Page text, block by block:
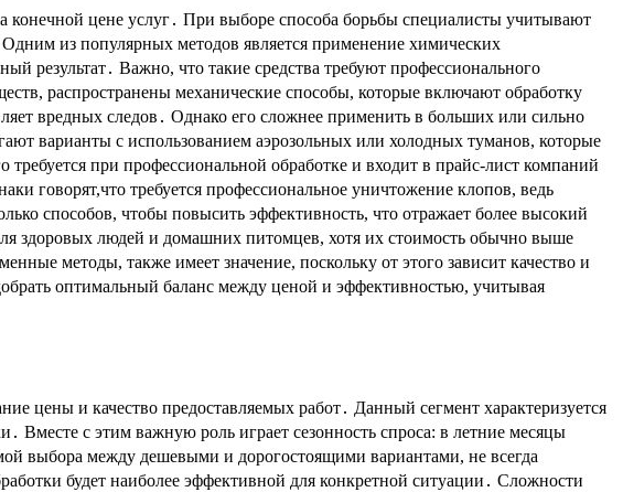
цене услуг․ При выборе способа борьбы специалисты учитывают
из популярных методов является применение химических
результат․ Важно, что такие средства требуют профессионального
распространены механические способы, которые включают обработку
вредных следов․ Однако его сложнее применить в больших или сильно
варианты с использованием аэрозольных или холодных туманов, которые
при профессиональной обработке и входит в прайс-лист компаний
говорят,что требуется профессиональное уничтожение клопов, ведь
способов, чтобы повысить эффективность, что отражает более высокий
здоровых людей и домашних питомцев, хотя их стоимость обычно выше
методы, также имеет значение, поскольку от этого зависит качество и
оптимальный баланс между ценой и эффективностью, учитывая
цены и качество предоставляемых работ․ Данный сегмент характеризуется
Вместе с этим важную роль играет сезонность спроса: в летние месяцы
выбора между дешевыми и дорогостоящими вариантами, не всегда
будет наиболее эффективной для конкретной ситуации․ Сложности